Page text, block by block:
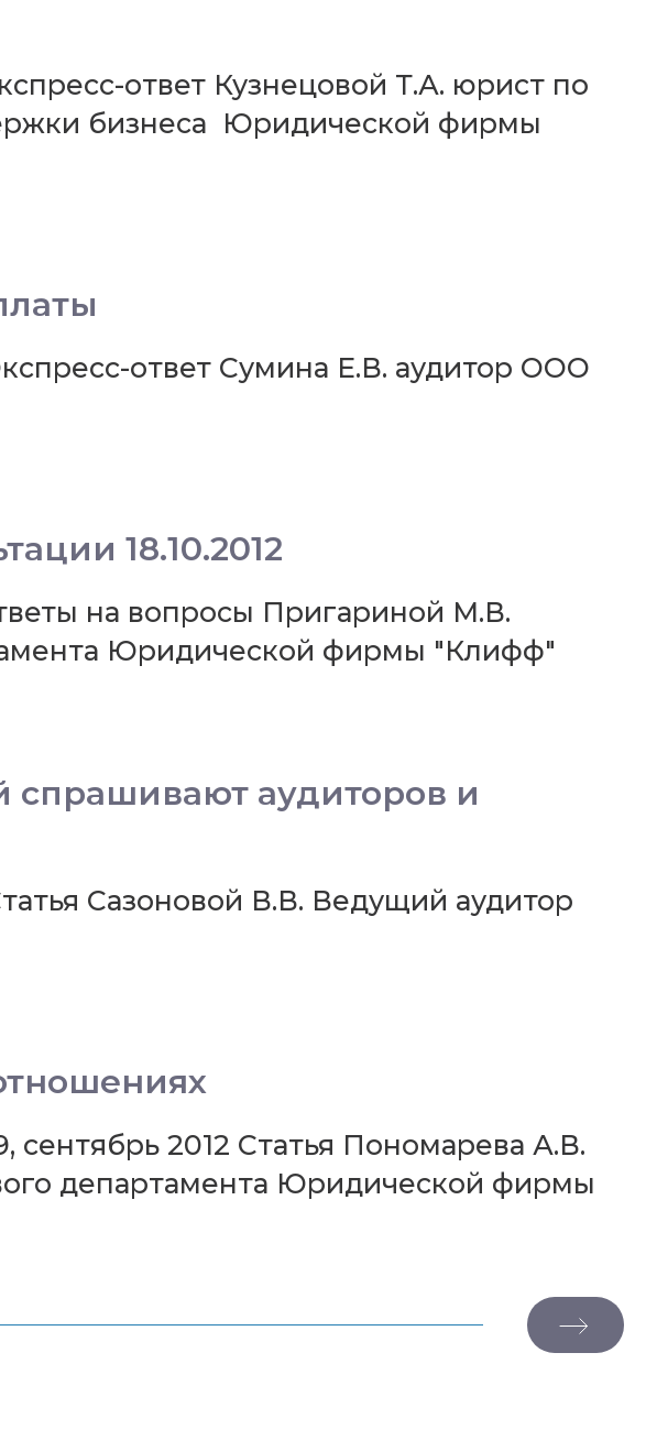
ответ Кузнецовой Т.А. юрист по
бизнеса Юридической фирмы
ответ Сумина Е.В. аудитор ООО
18.10.2012
на вопросы Пригариной М.В.
Юридической фирмы "Клифф"
аудиторов и
Сазоновой В.В. Ведущий аудитор
2012 Статья Пономарева А.В.
департамента Юридической фирмы